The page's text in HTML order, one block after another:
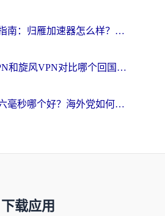
海外党自救指南：归雁加速器怎么样？教你避开坑实现国内资源无缝访问
ChickCN VPN和旋风VPN对比哪个回国效果更好？海外用户的选择困境与出路
雷神手游和六毫秒哪个好？海外党如何真正解锁国内资源
下载应用